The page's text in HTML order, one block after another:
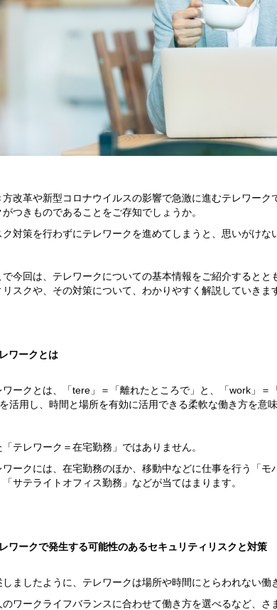
方改革や新型コロナウイルスの影響で急激に進むテレワー
がつきものであることをご存知でしょうか。
ク対策を行わずにテレワークを進めてしまうと、思いがけな
で今回は、テレワークについての基本情報をご紹介すると
リスクや、その対策について、わかりやすく解説していきま
ワークとは
ワークとは、「tere」＝「離れたところで」と、「work」
活用し、時間と場所を有効に活用できる柔軟な働き方を意味
「テレワーク＝在宅勤務」ではありません。
ワークには、在宅勤務のほか、移動中などに仕事を行う「
「サテライトオフィス勤務」などが当てはまります。
ワークで発生する可能性のあるセキュリティリスクと対策
しましたように、テレワークは場所や時間にとらわれない働
のワークライフバランスに合わせて働き方を選べるなど、